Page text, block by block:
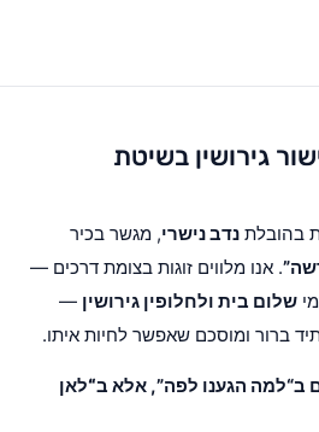
גירושין בשיטת
בהובלת נדב נישרי, מגשר בכיר
. אנו מלווים זוגות בצומת דרכים —
שלום בית ולחלופין גירושין —
ברור ומוסכם שאפשר לחיות איתו.
ב“למה הגענו לפה”, אלא ב“לאן